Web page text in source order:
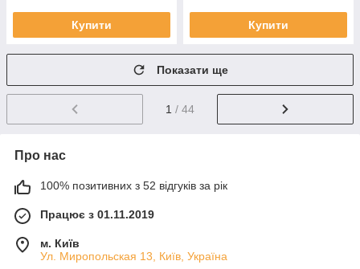
Купити Купити
Показати ще
1 / 44
Про нас
100% позитивних з 52 відгуків за рік
Працює з 01.11.2019
м. Київ
Ул. Миропольская 13, Київ, Україна